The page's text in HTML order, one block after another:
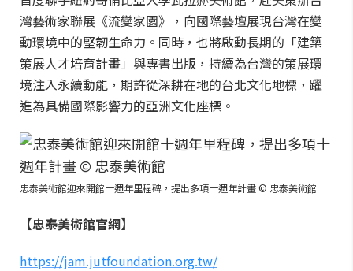
灣藝術家聯展《流變家園》，向國際藝壇展現台灣在變
動環境中的堅韌生命力。同時，也將啟動長期的「建築
策展人才培育計畫」與專書出版，持續為台灣的策展環
境注入永續動能，期許從深耕在地的台北文化地標，躍
進為具備國際影響力的亞洲文化座標。
忠泰美術館迎來開館十週年里程碑，提出多項十週年計畫 © 忠泰美術館
【忠泰美術館官網】
https://jam.jutfoundation.org.tw/